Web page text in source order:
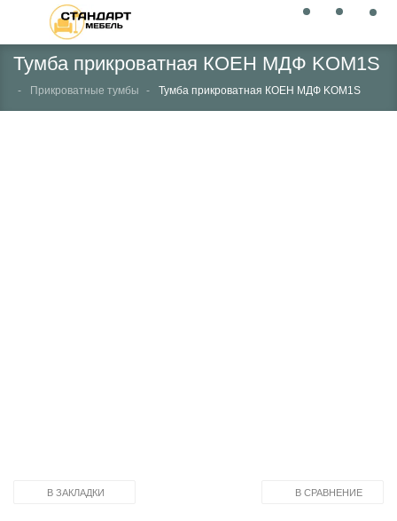
Тумба прикроватная КОЕН МДФ KOM1S
Прикроватные тумбы Тумба прикроватная КОЕН МДФ KOM1S
В ЗАКЛАДКИ В СРАВНЕНИЕ